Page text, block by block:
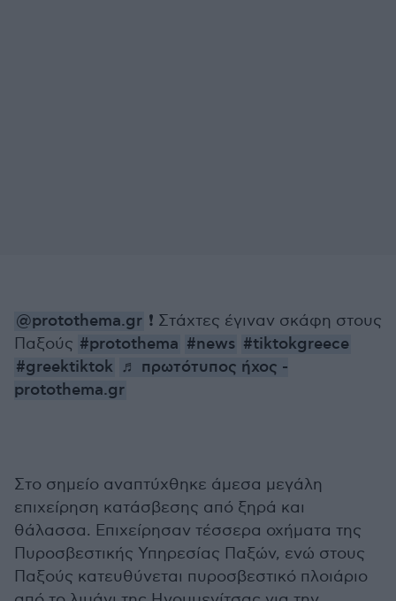
@protothema.gr ❗️ Στάχτες έγιναν σκάφη στους
Παξούς #protothema #news #tiktokgreece
#greektiktok ♬ πρωτότυπος ήχος -
protothema.gr
Στο σημείο αναπτύχθηκε άμεσα μεγάλη
επιχείρηση κατάσβεσης από ξηρά και
θάλασσα. Επιχείρησαν τέσσερα οχήματα της
Πυροσβεστικής Υπηρεσίας Παξών, ενώ στους
Παξούς κατευθύνεται πυροσβεστικό πλοιάριο